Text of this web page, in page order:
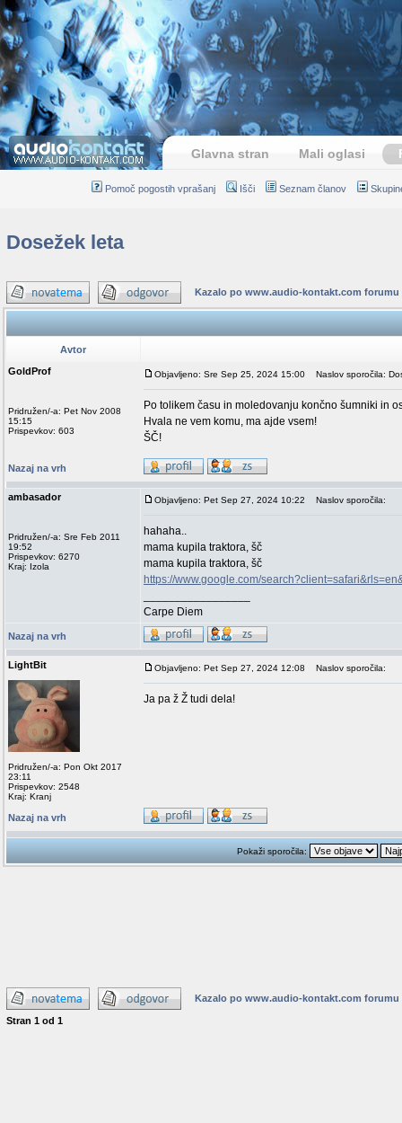
Glavna stran Mali oglasi
Pomoč pogostih vprašanj Išči Seznam članov
Dosežek leta
Kazalo po www.audio-kontakt.com forumu
Avtor
GoldProf
Pridružen/-a: Pet Nov 2008
15:15
Prispevkov: 603
Objavljeno: Sre Sep 25, 2024 15:00 Naslov sporočila:
Po tolikem času in moledovanju končno šumniki in
Hvala ne vem komu, ma ajde vsem!
ŠČ!
Nazaj na vrh
ambasador
Pridružen/-a: Sre Feb 2011
19:52
Prispevkov: 6270
Kraj: Izola
Objavljeno: Pet Sep 27, 2024 10:22 Naslov sporočila:
hahaha..
mama kupila traktora, šč
mama kupila traktora, šč
https://www.google.com/
Carpe Diem
Nazaj na vrh
LightBit
Pridružen/-a: Pon Okt 2017
23:11
Prispevkov: 2548
Kraj: Kranj
Objavljeno: Pet Sep 27, 2024 12:08 Naslov sporočila:
Ja pa ž Ž tudi dela!
Nazaj na vrh
Pokaži sporočila:
Kazalo po www.audio-kontakt.com forumu
Stran 1 od 1